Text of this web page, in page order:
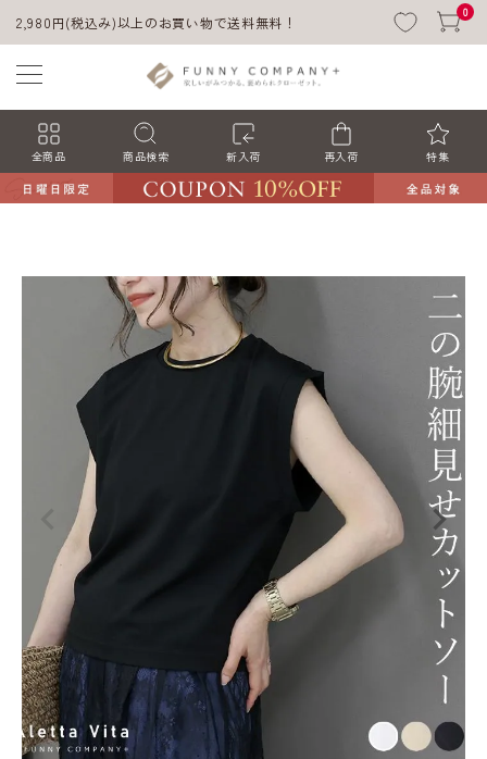
2,980円(税込み)以上のお買い物で送料無料！
0
全商品 商品検索 新入荷 再入荷 特集
ACCOUNT MENU
ようこそ ゲスト 様
ログイン
シルケットラ
イクフレンチ
カットソー
【メール便
可/ma1】
¥2,750 (税込)